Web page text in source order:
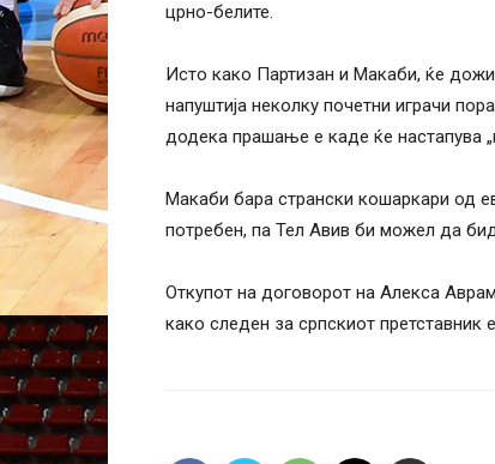
црно-белите.
Исто како Партизан и Макаби, ќе
напуштија неколку почетни играчи
додека прашање е каде ќе настапува
Макаби бара странски кошаркари од
потребен, па Тел Авив би можел да
Откупот на договорот на Алекса
како следен за српскиот претставник